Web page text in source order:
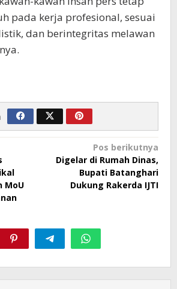
pada kerja profesional, sesuai
dan berintegritas melawan
MoU
Pos berikutnya
Digelar di Rumah Dinas,
Bupati Batanghari
Dukung Rakerda IJTI